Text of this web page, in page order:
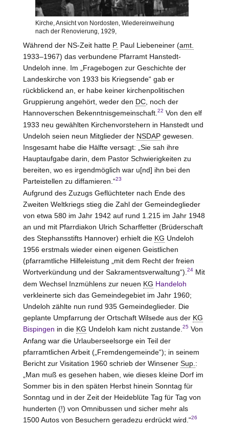
Kirche, Ansicht von Nordosten, Wiedereinweihung
nach der Renovierung, 1929,
Während der NS-Zeit hatte P. Paul Liebeneiner (amt.
1933–1967) das verbundene Pfarramt Hanstedt-
Undeloh inne. Im „Fragebogen zur Geschichte der
Landeskirche von 1933 bis Kriegsende“ gab er
rückblickend an, er habe keiner kirchenpolitischen
Gruppierung angehört, weder den DC, noch der
Hannoverschen Bekenntnisgemeinschaft.22 Von den elf
1933 neu gewählten Kirchenvorstehern in Hanstedt und
Undeloh seien neun Mitglieder der NSDAPgewesen.
Insgesamt habe die Hälfte versagt: „Sie sah ihre
Hauptaufgabe darin, dem Pastor Schwierigkeiten zu
bereiten, wo es irgendmöglich war u[nd] ihn bei den
Parteistellen zu diffamieren.“23
Aufgrund des Zuzugs Geflüchteter nach Ende des
Zweiten Weltkriegs stieg die Zahl der Gemeindeglieder
von etwa 580 im Jahr 1942 auf rund 1.215 im Jahr 1948
an und mit Pfarrdiakon Ulrich Scharffetter (Brüderschaft
des Stephansstifts Hannover) erhielt die KG Undeloh
1956 erstmals wieder einen eigenen Geistlichen
(pfarramtliche Hilfeleistung „mit dem Recht der freien
Wortverkündung und der Sakramentsverwaltung“).24Mit
dem Wechsel Inzmühlens zur neuen KG Handeloh
verkleinerte sich das Gemeindegebiet im Jahr 1960;
Undeloh zählte nun rund 935 Gemeindeglieder. Die
geplante Umpfarrung der Ortschaft Wilsede aus der KG
Bispingen in die KG Undeloh kam nicht zustande.25Von
Anfang war die Urlauberseelsorge ein Teil der
pfarramtlichen Arbeit („Fremdengemeinde“); in seinem
Bericht zur Visitation 1960 schrieb der Winsener Sup.:
„Man muß es gesehen haben, wie dieses kleine Dorf im
Sommer bis in den späten Herbst hinein Sonntag für
Sonntag und in der Zeit der Heideblüte Tag für Tag von
hunderten (!) von Omnibussen und sicher mehr als
1500 Autos von Besuchern geradezu erdrückt wird.“26